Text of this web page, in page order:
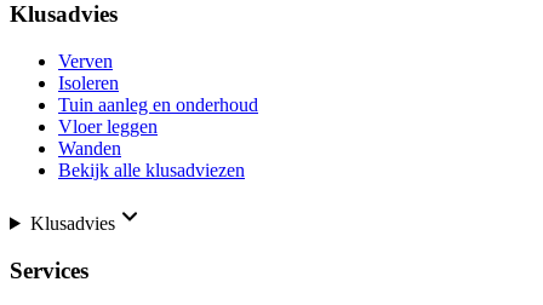
Klusadvies
Verven
Isoleren
Tuin aanleg en onderhoud
Vloer leggen
Wanden
Bekijk alle klusadviezen
Klusadvies
Services